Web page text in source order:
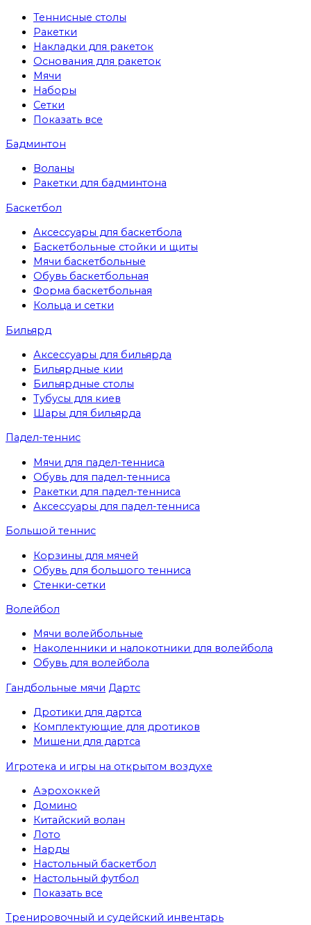
Теннисные столы
Ракетки
Накладки для ракеток
Основания для ракеток
Мячи
Наборы
Сетки
Показать все
Бадминтон
Воланы
Ракетки для бадминтона
Баскетбол
Аксессуары для баскетбола
Баскетбольные стойки и щиты
Мячи баскетбольные
Обувь баскетбольная
Форма баскетбольная
Кольца и сетки
Бильярд
Аксессуары для бильярда
Бильярдные кии
Бильярдные столы
Тубусы для киев
Шары для бильярда
Падел-теннис
Мячи для падел-тенниса
Обувь для падел-тенниса
Ракетки для падел-тенниса
Аксессуары для падел-тенниса
Большой теннис
Корзины для мячей
Обувь для большого тенниса
Стенки-сетки
Волейбол
Мячи волейбольные
Наколенники и налокотники для волейбола
Обувь для волейбола
Гандбольные мячи Дартс
Дротики для дартса
Комплектующие для дротиков
Мишени для дартса
Игротека и игры на открытом воздухе
Аэрохоккей
Домино
Китайский волан
Лото
Нарды
Настольный баскетбол
Настольный футбол
Показать все
Тренировочный и судейский инвентарь